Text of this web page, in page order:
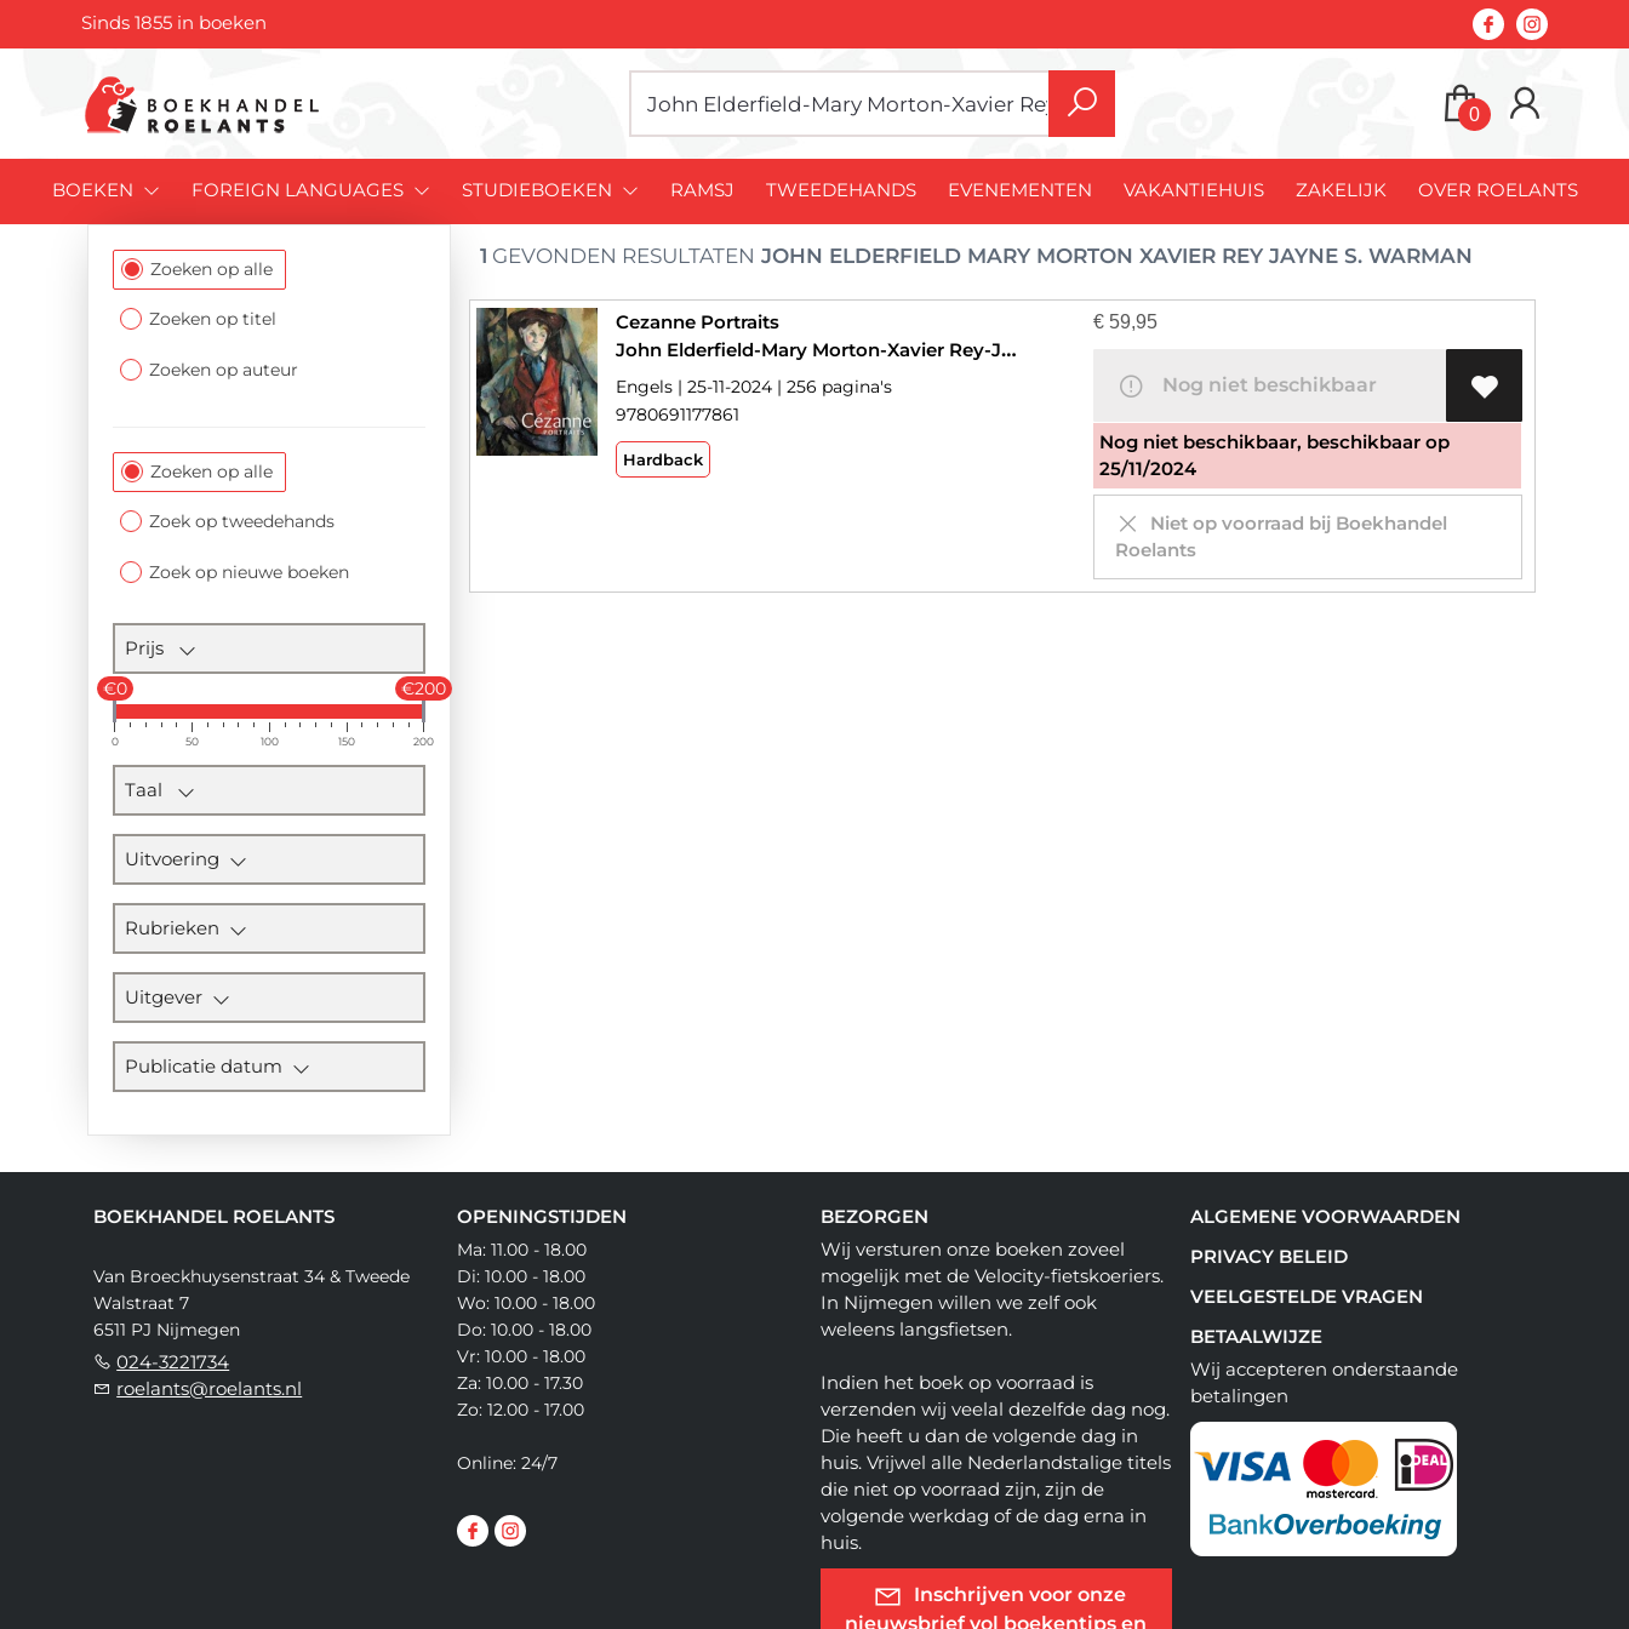
Sinds 1855 in boeken
0
BOEKEN FOREIGN LANGUAGES STUDIEBOEKEN RAMSJ TWEEDEHANDS EVENEMENTEN VAKANTIEHUIS ZAKELIJK OVER ROELANTS
Filtersectie
Zoeken op alle
Zoeken op titel
Zoeken op auteur
Zoeken op alle
Zoek op tweedehands
Zoek op nieuwe boeken
Prijs
€0 €200
0 50 100 150 200
Taal
Uitvoering
Rubrieken
Uitgever
Publicatie datum
1 GEVONDEN RESULTATEN JOHN ELDERFIELD MARY MORTON XAVIER REY JAYNE S. WARMAN
Cezanne Portraits
John Elderfield-Mary Morton-Xavier Rey-Jayne S. Warman
Engels | 25-11-2024 | 256 pagina's
9780691177861
Hardback
€ 59,95
Nog niet beschikbaar
Nog niet beschikbaar, beschikbaar op
25/11/2024
Niet op voorraad bij Boekhandel
Roelants
BOEKHANDEL ROELANTS
Van Broeckhuysenstraat 34 & Tweede
Walstraat 7
6511 PJ Nijmegen
024-3221734
roelants@roelants.nl
OPENINGSTIJDEN
Ma: 11.00 - 18.00
Di: 10.00 - 18.00
Wo: 10.00 - 18.00
Do: 10.00 - 18.00
Vr: 10.00 - 18.00
Za: 10.00 - 17.30
Zo: 12.00 - 17.00
Online: 24/7
BEZORGEN
Wij versturen onze boeken zoveel
mogelijk met de Velocity-fietskoeriers.
In Nijmegen willen we zelf ook
weleens langsfietsen.
Indien het boek op voorraad is
verzenden wij veelal dezelfde dag nog.
Die heeft u dan de volgende dag in
huis. Vrijwel alle Nederlandstalige titels
die niet op voorraad zijn, zijn de
volgende werkdag of de dag erna in
huis.
Inschrijven voor onze
nieuwsbrief vol boekentips en
ALGEMENE VOORWAARDEN
PRIVACY BELEID
VEELGESTELDE VRAGEN
BETAALWIJZE
Wij accepteren onderstaande
betalingen